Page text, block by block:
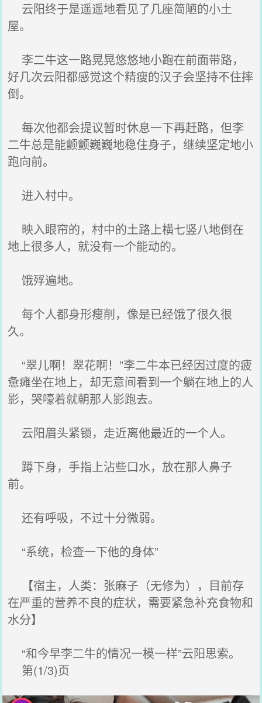
云阳终于是遥遥地看见了几座简陋的小土
屋。
李二牛这一路晃晃悠悠地小跑在前面带路，
好几次云阳都感觉这个精瘦的汉子会坚持不住摔
倒。
每次他都会提议暂时休息一下再赶路，但李
二牛总是能颤颤巍巍地稳住身子，继续坚定地小
跑向前。
进入村中。
映入眼帘的，村中的土路上横七竖八地倒在
地上很多人，就没有一个能动的。
饿殍遍地。
每个人都身形瘦削，像是已经饿了很久很
久。
“翠儿啊！翠花啊！”李二牛本已经因过度的疲
惫瘫坐在地上，却无意间看到一个躺在地上的人
影，哭嚎着就朝那人影跑去。
云阳眉头紧锁，走近离他最近的一个人。
蹲下身，手指上沾些口水，放在那人鼻子
前。
还有呼吸，不过十分微弱。
“系统，检查一下他的身体”
【宿主，人类：张麻子（无修为），目前存
在严重的营养不良的症状，需要紧急补充食物和
水分】
“和今早李二牛的情况一模一样”云阳思索。
第(1/3)页